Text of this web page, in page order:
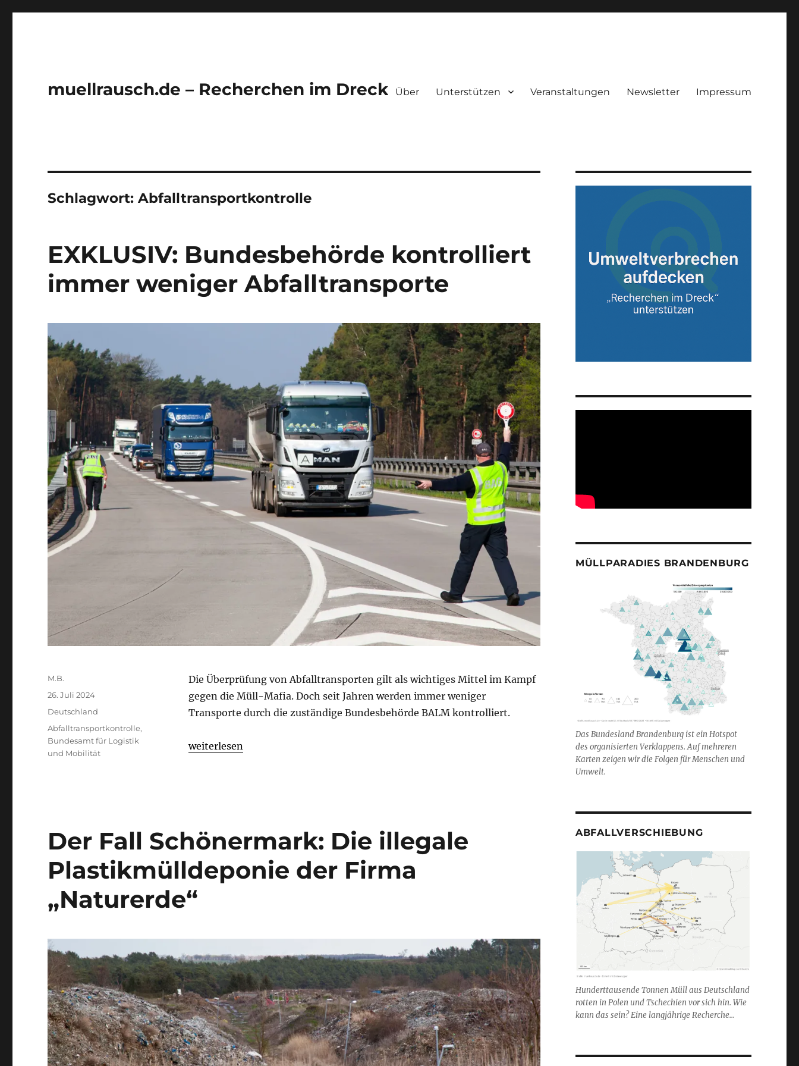
muellrausch.de – Recherchen im Dreck Über Unterstützen Veranstaltungen Newsletter Impressum
Schlagwort:Abfalltransportkontrolle
EXKLUSIV: Bundesbehörde kontrolliert
immer weniger Abfalltransporte
Die Überprüfung von Abfalltransporten gilt als wichtiges Mittel im Kampf
gegen die Müll-Mafia. Doch seit Jahren werden immer weniger
Transporte durch die zuständige Bundesbehörde BALM kontrolliert.
„EXKLUSIV: Bundesbehörde kontrolliert immer weniger Abfalltransporte“
weiterlesen
Autor
M.B.
Veröffentlicht
26. Juli 2024
Kategorien
Deutschland
Schlagwörter
Abfalltransportkontrolle,
Bundesamt für Logistik
und Mobilität
Der Fall Schönermark: Die illegale
Plastikmülldeponie der Firma
„Naturerde“
MÜLLPARADIES BRANDENBURG
Das Bundesland Brandenburg ist ein Hotspot
des organisierten Verklappens. Auf mehreren
Karten zeigen wir die Folgen für Menschen und
Umwelt.
ABFALLVERSCHIEBUNG
Hunderttausende Tonnen Müll aus Deutschland
rotten in Polen und Tschechien vor sich hin. Wie
kann das sein? Eine langjährige Recherche...